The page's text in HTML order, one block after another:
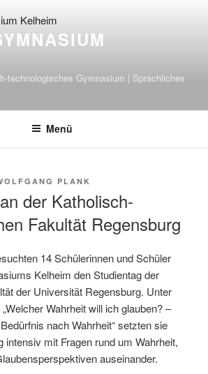
technologisches Gymnasium | Sprachliches
Menü
PLANK
der Katholisch-
Fakultät Regensburg
14 Schülerinnen und Schüler
Kelheim den Studientag der
der Universität Regensburg. Unter
Wahrheit will ich glauben? –
nach Wahrheit“ setzten sie
intensiv mit Fragen rund um Wahrheit,
auseinander.